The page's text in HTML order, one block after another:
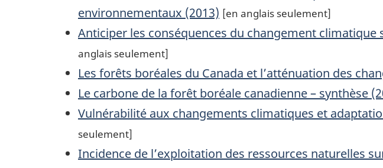
environnementaux (2013) [en anglais seulement]
Anticiper les conséquences du changement climatique
anglais seulement]
Les forêts boréales du Canada et l’atténuation des
Le carbone de la forêt boréale canadienne – synthèse
Vulnérabilité aux changements climatiques et
seulement]
Incidence de l’exploitation des ressources naturelles